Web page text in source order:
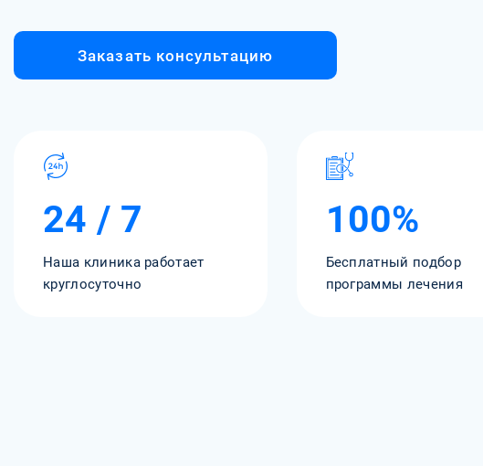
Заказать консультацию
24 / 7
Наша клиника работает
круглосуточно
100%
Бесплатный подбор
программы лечения